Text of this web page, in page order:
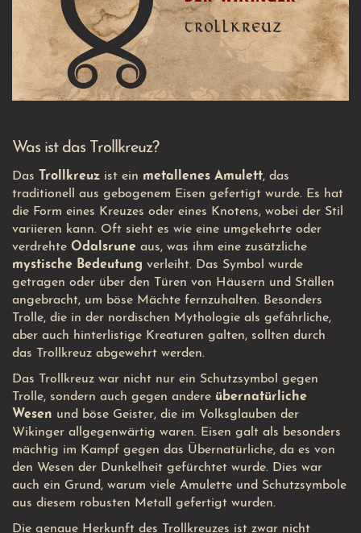
Was ist das Trollkreuz?
Das Trollkreuz ist ein metallenes Amulett, das
traditionell aus gebogenem Eisen gefertigt wurde. Es hat
die Form eines Kreuzes oder eines Knotens, wobei der Stil
variieren kann. Oft sieht es wie eine umgekehrte oder
verdrehte Odalsrune aus, was ihm eine zusätzliche
mystische Bedeutung verleiht. Das Symbol wurde
getragen oder über den Türen von Häusern und Ställen
angebracht, um böse Mächte fernzuhalten. Besonders
Trolle, die in der nordischen Mythologie als gefährliche,
aber auch hinterlistige Kreaturen galten, sollten durch
das Trollkreuz abgewehrt werden.
Das Trollkreuz war nicht nur ein Schutzsymbol gegen
Trolle, sondern auch gegen andere übernatürliche
Wesen und böse Geister, die im Volksglauben der
Wikinger allgegenwärtig waren. Eisen galt als besonders
mächtig im Kampf gegen das Übernatürliche, da es von
den Wesen der Dunkelheit gefürchtet wurde. Dies war
auch ein Grund, warum viele Amulette und Schutzsymbole
aus diesem robusten Metall gefertigt wurden.
Die genaue Herkunft des Trollkreuzes ist zwar nicht